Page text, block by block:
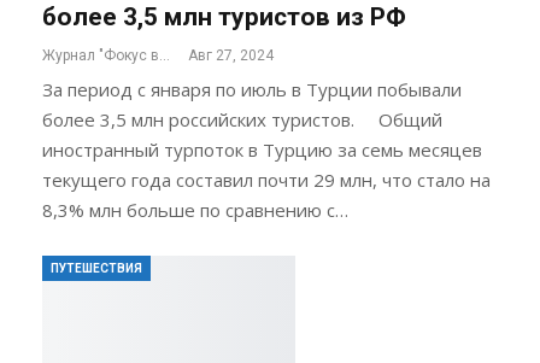
более 3,5 млн туристов из РФ
Журнал "Фокус внимания" Авг 27, 2024
За период с января по июль в Турции побывали
более 3,5 млн российских туристов. Общий
иностранный турпоток в Турцию за семь месяцев
текущего года составил почти 29 млн, что стало на
8,3% млн больше по сравнению с…
ПУТЕШЕСТВИЯ